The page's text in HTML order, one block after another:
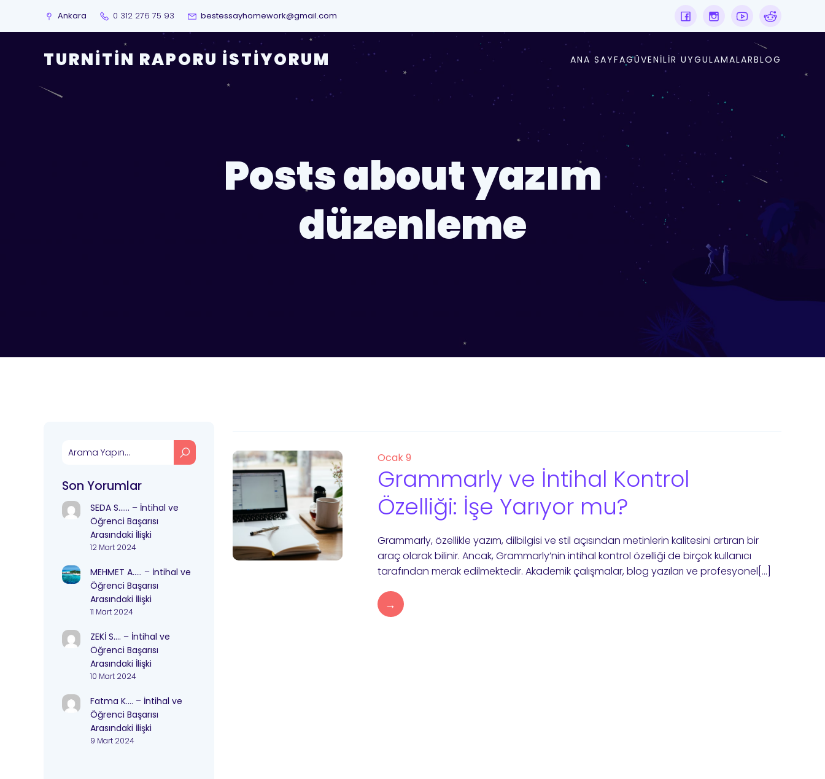
Ankara 0 312 276 75 93 bestessayhomework@gmail.com
TURNITIN RAPORU İSTIYORUM ANA SAYFAGÜVENILIR UYGULAMALARBLOG
Posts about yazım
düzenleme
Son Yorumlar
SEDA S…… – İntihal ve
Öğrenci Başarısı
Arasındaki İlişki
12 Mart 2024
MEHMET A….. – İntihal ve
Öğrenci Başarısı
Arasındaki İlişki
11 Mart 2024
ZEKİ S…. – İntihal ve
Öğrenci Başarısı
Arasındaki İlişki
10 Mart 2024
Fatma K…. – İntihal ve
Öğrenci Başarısı
Arasındaki İlişki
9 Mart 2024
Ocak 9
Grammarly ve İntihal Kontrol
Özelliği: İşe Yarıyor mu?
Grammarly, özellikle yazım, dilbilgisi ve stil açısından metinlerin kalitesini artıran bir
araç olarak bilinir. Ancak, Grammarly’nin intihal kontrol özelliği de birçok kullanıcı
tarafından merak edilmektedir. Akademik çalışmalar, blog yazıları ve profesyonel[…]
→